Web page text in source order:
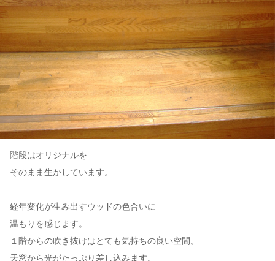
階段はオリジナルを
そのまま生かしています。
経年変化が生み出すウッドの色合いに
温もりを感じます。
１階からの吹き抜けはとても気持ちの良い空間。
天窓から光がたっぷり差し込みます。